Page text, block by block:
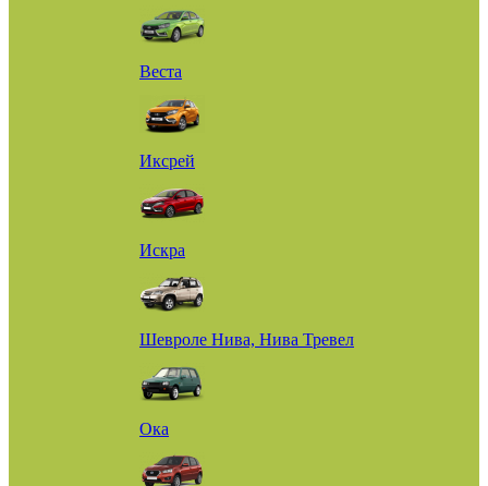
Веста
Иксрей
Искра
Шевроле Нива, Нива Тревел
Ока